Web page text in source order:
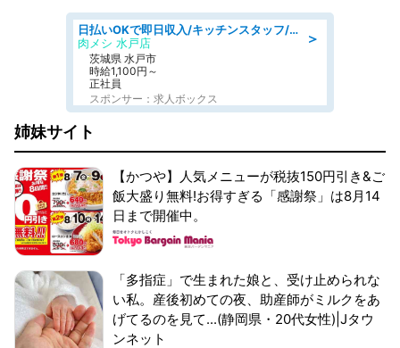
＞
日払いOKで即日収入/キッチンスタッフ/「原付免許必須」デリバリー業務など、自己成長可能な幅広い仕事に挑戦!髪型自由&ピアス・ネイルOK/茨城県/水戸市
肉メシ 水戸店
茨城県 水戸市
時給1,100円～
正社員
スポンサー：求人ボックス
姉妹サイト
【かつや】人気メニューが税抜150円引き&ご
飯大盛り無料!お得すぎる「感謝祭」は8月14
日まで開催中。
「多指症」で生まれた娘と、受け止められな
い私。産後初めての夜、助産師がミルクをあ
げてるのを見て...(静岡県・20代女性)|Jタウ
ンネット